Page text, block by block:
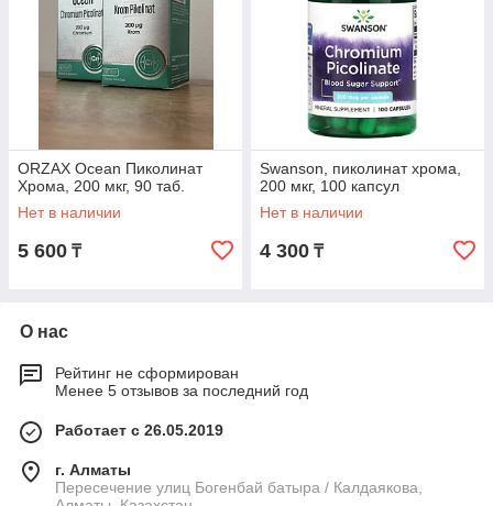
ORZAX Ocean Пиколинат
Хрома, 200 мкг, 90 таб.
Нет в наличии
5 600 ₸
Swanson, пиколинат хрома,
200 мкг, 100 капсул
Нет в наличии
4 300 ₸
О нас
Рейтинг не сформирован
Менее 5 отзывов за последний год
Работает с 26.05.2019
г. Алматы
Пересечение улиц Богенбай батыра / Калдаякова,